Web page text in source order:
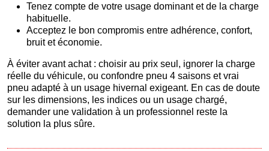
Tenez compte de votre usage dominant et de la charge
habituelle.
Acceptez le bon compromis entre adhérence, confort,
bruit et économie.
À éviter avant achat : choisir au prix seul, ignorer la charge
réelle du véhicule, ou confondre pneu 4 saisons et vrai
pneu adapté à un usage hivernal exigeant. En cas de doute
sur les dimensions, les indices ou un usage chargé,
demander une validation à un professionnel reste la
solution la plus sûre.